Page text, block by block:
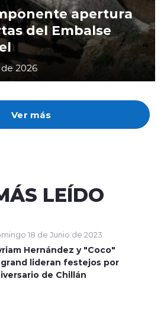
Ver más
apertura
del Embalse
2026
LEÍDO
18 de Junio de 2023
Hernández y "Coco"
lideran festejos por
de Chillán